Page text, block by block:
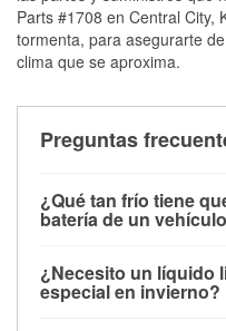
Parts #1708 en Central City,
tormenta, para asegurarte
clima que se aproxima.
Preguntas
¿Qué tan frío tiene
batería de un
debajo de los 32 °F y
su potencia de
¿Necesito un líquido
especial en invierno?